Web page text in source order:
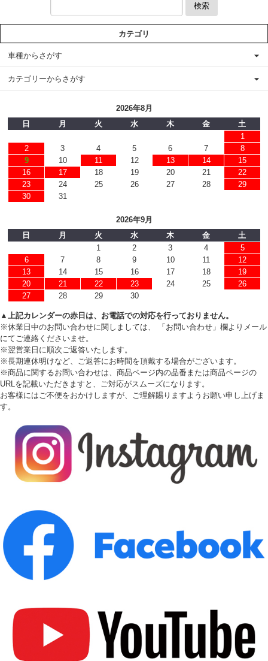
検索
カテゴリ
車種からさがす
カテゴリーからさがす
2026年8月
日
月 火 水 木 金
土
1
2
3 4 5 6 7
8
9
10 11 12 13 14
15
16
17 18 19 20 21
22
23
24 25 26 27 28
29
30
31
2026年9月
日
月 火 水 木 金
土
1
2 3 4
5
6
7 8 9 10 11
12
13
14 15 16 17 18
19
20
21 22 23 24 25
26
27
28 29 30
▲上記カレンダーの赤日は、お電話での対応を行っておりません。
※休業日中のお問い合わせに関しましては、 「お問い合わせ」欄よりメール
にてご連絡くださいませ。
※翌営業日に順次ご返答いたします。
※長期連休明けなど、ご返答にお時間を頂戴する場合がございます。
※商品に関するお問い合わせは、商品ページ内の品番または商品ページの
URLを記載いただきますと、ご対応がスムーズになります。
お客様にはご不便をおかけしますが、ご理解賜りますようお願い申し上げま
す。